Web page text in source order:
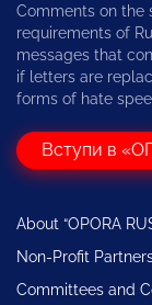
Comments on the
requirements of
messages that
if letters are
forms of hate
Вступи в
About “OPORA
Non-Profit
Committees and